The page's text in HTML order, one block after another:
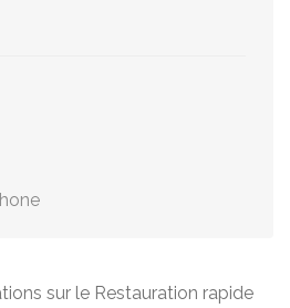
sur le Restauration rapide